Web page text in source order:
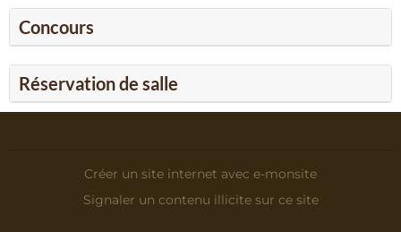
Concours
Réservation de salle
Créer un site internet avec e-monsite
Signaler un contenu illicite sur ce site